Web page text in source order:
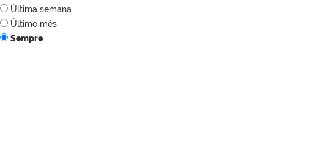
Última semana
Último mês
Sempre